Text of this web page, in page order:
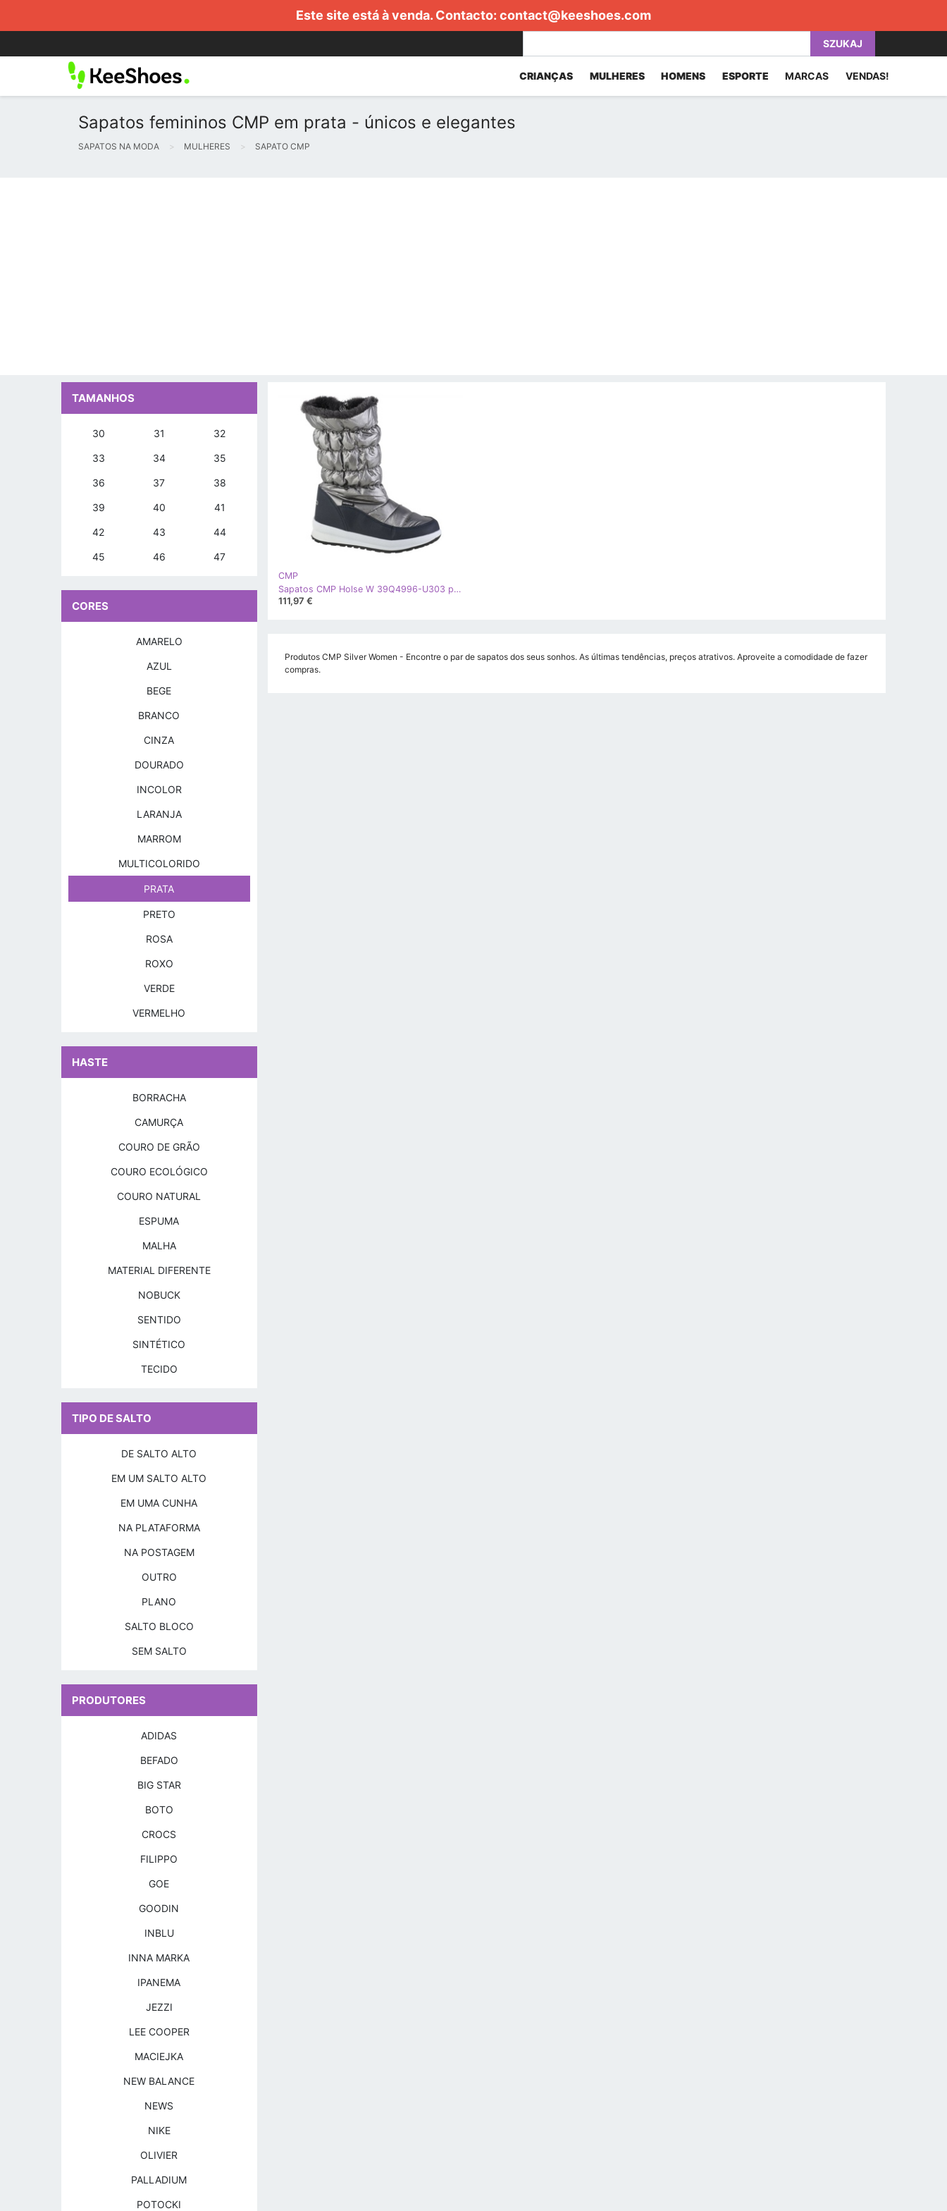
Este site está à venda. Contacto: contact@keeshoes.com
SZUKAJ
CRIANÇAS MULHERES HOMENS ESPORTE MARCAS VENDAS!
Sapatos femininos CMP em prata - únicos e elegantes
SAPATOS NA MODA MULHERES SAPATO CMP
CMP
Sapatos CMP Holse W 39Q4996-U303 prata
111,97 €
Produtos CMP Silver Women - Encontre o par de sapatos dos seus sonhos. As últimas tendências, preços atrativos. Aproveite a comodidade de fazer
compras.
TAMANHOS
30 31 32
33 34 35
36 37 38
39 40 41
42 43 44
45 46 47
CORES
AMARELO
AZUL
BEGE
BRANCO
CINZA
DOURADO
INCOLOR
LARANJA
MARROM
MULTICOLORIDO
PRATA
PRETO
ROSA
ROXO
VERDE
VERMELHO
HASTE
BORRACHA
CAMURÇA
COURO DE GRÃO
COURO ECOLÓGICO
COURO NATURAL
ESPUMA
MALHA
MATERIAL DIFERENTE
NOBUCK
SENTIDO
SINTÉTICO
TECIDO
TIPO DE SALTO
DE SALTO ALTO
EM UM SALTO ALTO
EM UMA CUNHA
NA PLATAFORMA
NA POSTAGEM
OUTRO
PLANO
SALTO BLOCO
SEM SALTO
PRODUTORES
ADIDAS
BEFADO
BIG STAR
BOTO
CROCS
FILIPPO
GOE
GOODIN
INBLU
INNA MARKA
IPANEMA
JEZZI
LEE COOPER
MACIEJKA
NEW BALANCE
NEWS
NIKE
OLIVIER
PALLADIUM
POTOCKI